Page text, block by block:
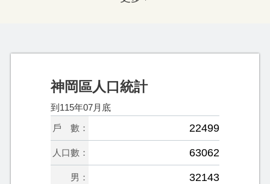
神岡區人口統計
到115年07月底
戶 數：
22499
人口數： 63062
男： 32143